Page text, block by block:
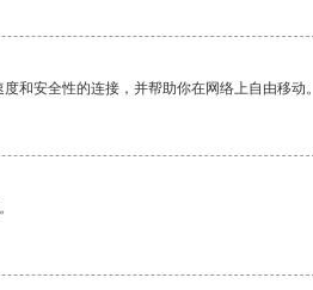
和安全性的连接，并帮助你在网络上自由移动。